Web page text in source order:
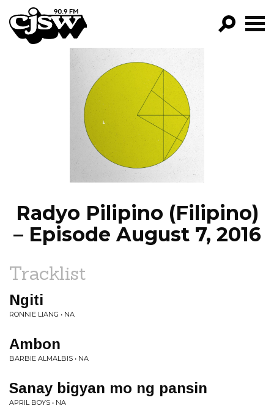
CJSW
FILTER BY:
PROGRAMS
EPISODES
NEWS
Radyo Pilipino (Filipino)
– Episode August 7, 2016
Tracklist
Ngiti
RONNIE LIANG • NA
Ambon
BARBIE ALMALBIS • NA
Sanay bigyan mo ng pansin
APRIL BOYS • NA